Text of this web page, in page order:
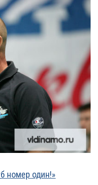
номер один!»